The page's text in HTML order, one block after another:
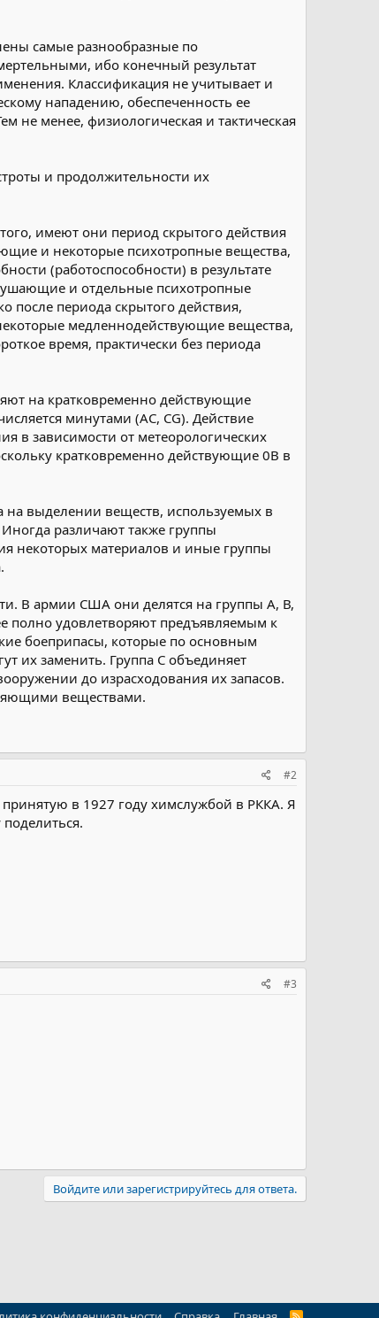
самые разнообразные по
ибо конечный результат
Классификация не учитывает и
нападению, обеспеченность ее
не менее, физиологическая и тактическая
и продолжительности их
имеют они период скрытого действия
и некоторые психотропные вещества,
(работоспособности) в результате
и отдельные психотропные
периода скрытого действия,
медленнодействующие вещества,
время, практически без периода
на кратковременно действующие
минутами (АС, СG). Действие
в зависимости от метеорологических
кратковременно действующие 0В в
на выделении веществ, используемых в
различают также группы
некоторых материалов и иные группы
В армии США они делятся на группы А, В,
полно удовлетворяют предъявляемым к
боеприпасы, которые по основным
их заменить. Группа С объединяет
до израсходования их запасов.
веществами.
#2
в 1927 году химслужбой в РККА. Я
#3
Войдите или зарегистрируйтесь для ответа.
R